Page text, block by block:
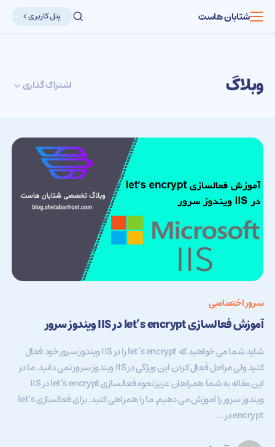
شتابان هاست پنل کاربری
وبلاگ اشتراک گذاری
سرور اختصاصی
آموزش فعالسازی let’s encrypt در IIS ویندوز سرور
شاید شما می خواهید که let’s encrypt را در IIS ویندوز سرور خود فعال
کنید ولی مراحل فعال کردن این ویژگی در IIS ویندوز سرور نمی دانید. ما در
این مقاله به شما همراهان عزیز نحوه فعالسازی let’s encrypt در IIS
ویندوز سرور را آموزش می دهیم. ما را همراهی کنید. برای فعالسازی let’s
encrypt در …